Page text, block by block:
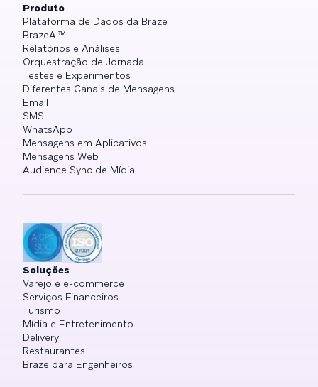
Produto
Plataforma de Dados da Braze
BrazeAI™
Relatórios e Análises
Orquestração de Jornada
Testes e Experimentos
Diferentes Canais de Mensagens
Email
SMS
WhatsApp
Mensagens em Aplicativos
Mensagens Web
Audience Sync de Mídia
Soluções
Varejo e e-commerce
Serviços Financeiros
Turismo
Mídia e Entretenimento
Delivery
Restaurantes
Braze para Engenheiros